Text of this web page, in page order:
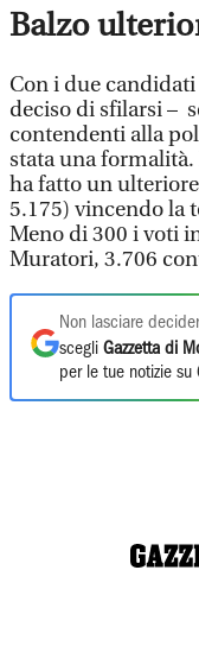
Balzo
Con i due
deciso di sfilarsi –
contendenti alla
stata una formalità.
ha fatto un
5.175) vincendo la
Meno di 300 i voti
Muratori, 3.706
Non lasciare
scegli Gazzetta di
per le tue notizie su